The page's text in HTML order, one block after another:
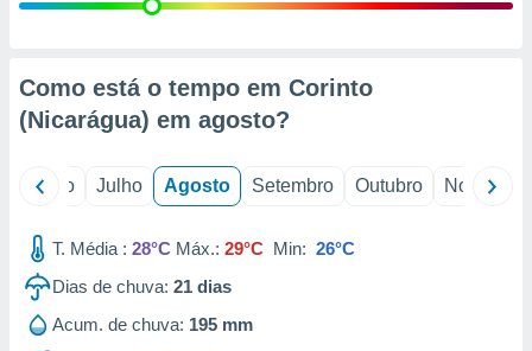
através
estudos
Como está o tempo em Corinto
(Nicarágua) em agosto?
Junho Julho Agosto Setembro Outubro Novembro
T. Média : 28°C Máx.: 29°C Min: 26°C
Dias de chuva: 21 dias
Acum. de chuva: 195 mm